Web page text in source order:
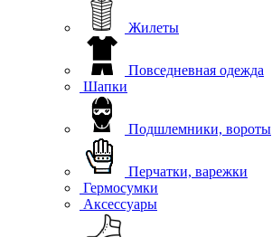
Жилеты
Повседневная одежда
Шапки
Подшлемники, вороты
Перчатки, варежки
Гермосумки
Аксессуары